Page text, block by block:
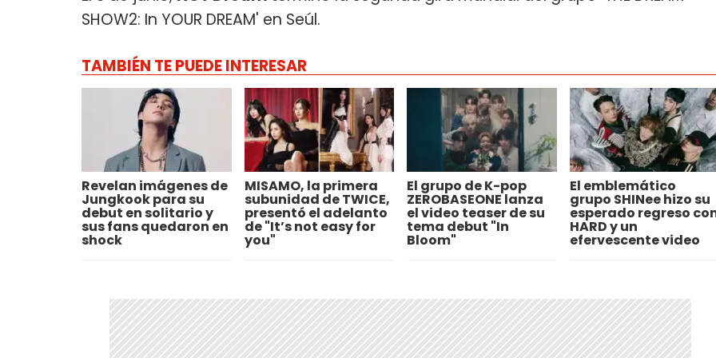
SHOW2: In YOUR DREAM' en Seúl.
TAMBIÉN TE PUEDE INTERESAR
Revelan imágenes de
Jungkook para su
debut en solitario y
sus fans quedaron en
shock
MISAMO, la primera
subunidad de TWICE,
presentó el adelanto
de "It’s not easy for
you"
El grupo de K-pop
ZEROBASEONE lanza
el video teaser de su
tema debut "In
Bloom"
El emblemático
grupo SHINee hizo su
esperado regreso
HARD y un
efervescente video